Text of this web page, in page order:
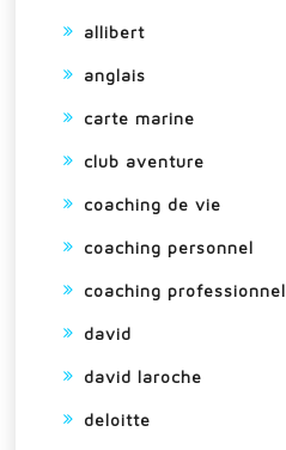
allibert
anglais
carte marine
club aventure
coaching de vie
coaching personnel
coaching professionnel
david
david laroche
deloitte